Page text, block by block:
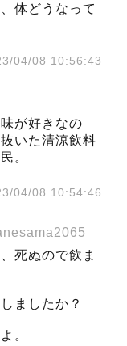
体どうなって
04/08 10:56:43
が好きなの
いた清涼飲料
。
04/08 10:54:46
死ぬので飲ま
ましたか？
。